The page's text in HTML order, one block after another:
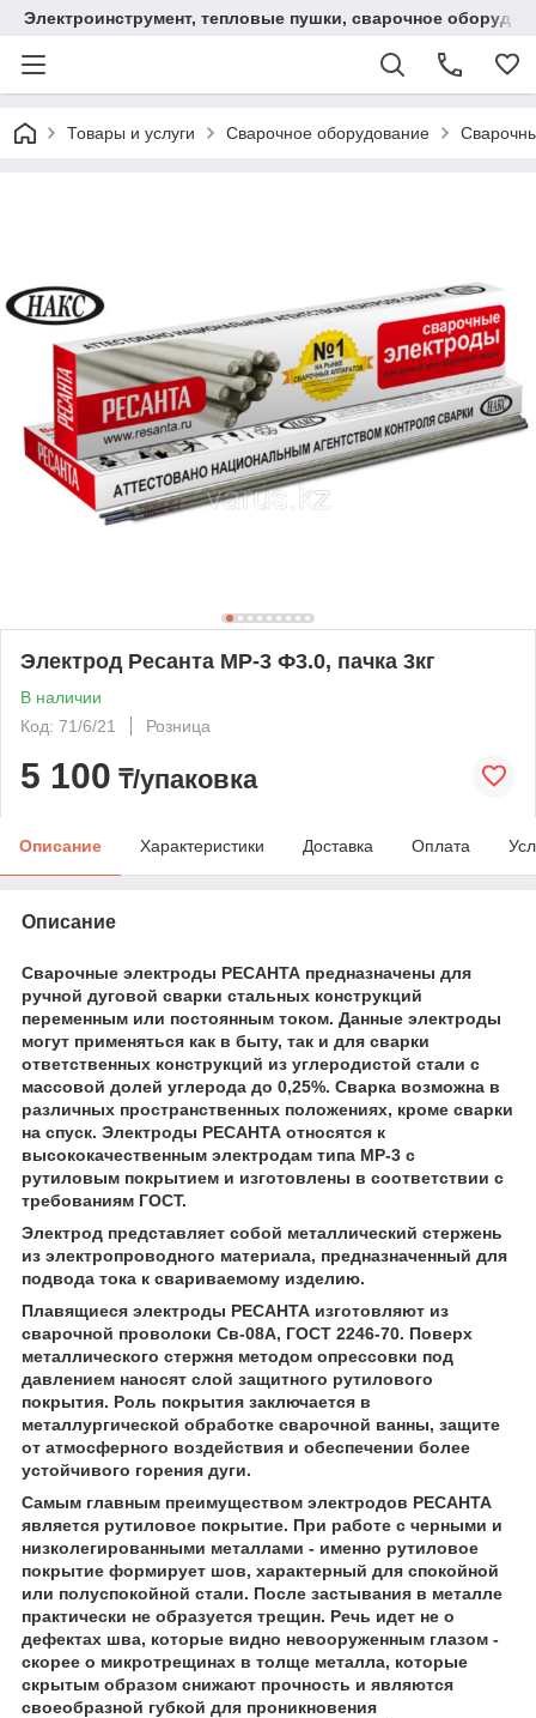
Электроинструмент, тепловые пушки, сварочное
Товары и услуги Сварочное оборудование
Электрод Ресанта МР-3 Ф3.0, пачка 3кг
В наличии
Код: 71/6/21
Розница
5 100 ₸/упаковка
Описание Характеристики Доставка Оплата
Описание
Сварочные электроды РЕСАНТА предназначены для
ручной дуговой сварки стальных конструкций
переменным или постоянным током. Данные электроды
могут применяться как в быту, так и для сварки
ответственных конструкций из углеродистой стали с
массовой долей углерода до 0,25%. Сварка возможна в
различных пространственных положениях, кроме сварки
на спуск. Электроды РЕСАНТА относятся к
высококачественным электродам типа МР-3 с
рутиловым покрытием и изготовлены в соответствии с
требованиям ГОСТ.
Электрод представляет собой металлический стержень
из электропроводного материала, предназначенный для
подвода тока к свариваемому изделию.
Плавящиеся электроды РЕСАНТА изготовляют из
сварочной проволоки Св-08А, ГОСТ 2246-70. Поверх
металлического стержня методом опрессовки под
давлением наносят слой защитного рутилового
покрытия. Роль покрытия заключается в
металлургической обработке сварочной ванны, защите
от атмосферного воздействия и обеспечении более
устойчивого горения дуги.
Самым главным преимуществом электродов РЕСАНТА
является рутиловое покрытие. При работе с черными и
низколегированными металлами - именно рутиловое
покрытие формирует шов, характерный для спокойной
или полуспокойной стали. После застывания в металле
практически не образуется трещин. Речь идет не о
дефектах шва, которые видно невооруженным глазом -
скорее о микротрещинах в толще металла, которые
скрытым образом снижают прочность и являются
своеобразной губкой для проникновения